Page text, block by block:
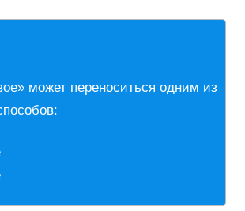
может переноситься одним из